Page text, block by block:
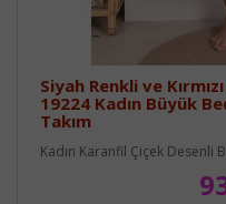
Siyah Renkli ve
19224 Kadın Büyük
Takım
Kadın Karanfil Çiçek Desenli